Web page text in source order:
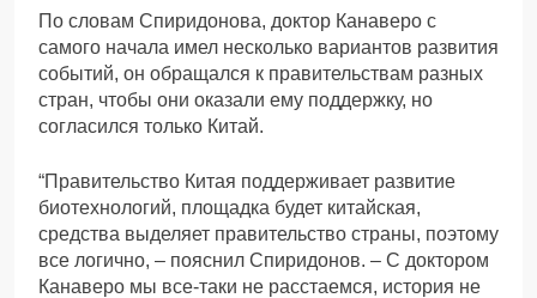
По словам Спиридонова, доктор Канаверо с
самого начала имел несколько вариантов развития
событий, он обращался к правительствам разных
стран, чтобы они оказали ему поддержку, но
согласился только Китай.
“Правительство Китая поддерживает развитие
биотехнологий, площадка будет китайская,
средства выделяет правительство страны, поэтому
все логично, – пояснил Спиридонов. – С доктором
Канаверо мы все-таки не расстаемся, история не